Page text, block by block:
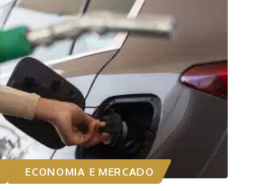
ECONOMIA E MERCADO